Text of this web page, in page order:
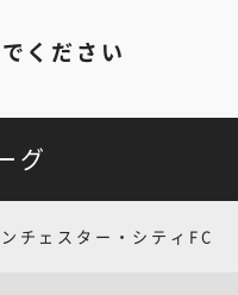
ください
グ
チェスター・シティFC